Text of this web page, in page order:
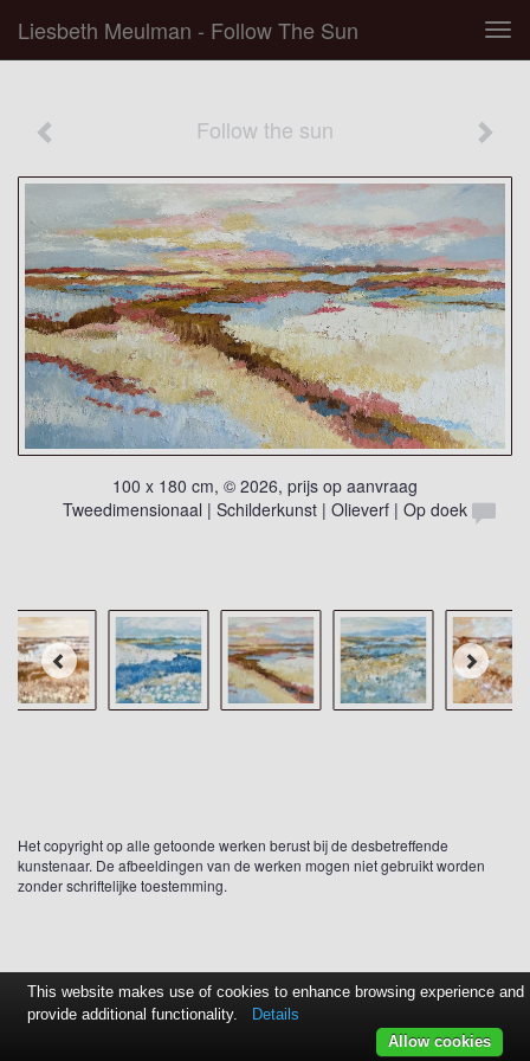
Liesbeth Meulman - Follow The Sun
Follow the sun
100 x 180 cm, © 2026, prijs op aanvraag
Tweedimensionaal | Schilderkunst | Olieverf | Op doek
Het copyright op alle getoonde werken berust bij de desbetreffende
kunstenaar. De afbeeldingen van de werken mogen niet gebruikt worden
zonder schriftelijke toestemming.
This website makes use of cookies to enhance browsing experience and
provide additional functionality.
Details
Allow cookies